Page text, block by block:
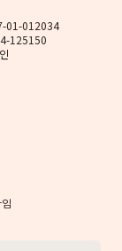
01-012034
125150